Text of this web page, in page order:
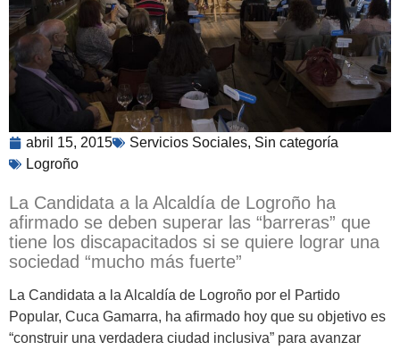
abril 15, 2015 Servicios Sociales, Sin categoría
Logroño
La Candidata a la Alcaldía de Logroño ha
afirmado se deben superar las “barreras” que
tiene los discapacitados si se quiere lograr una
sociedad “mucho más fuerte”
La Candidata a la Alcaldía de Logroño por el Partido
Popular, Cuca Gamarra, ha afirmado hoy que su objetivo es
“construir una verdadera ciudad inclusiva” para avanzar